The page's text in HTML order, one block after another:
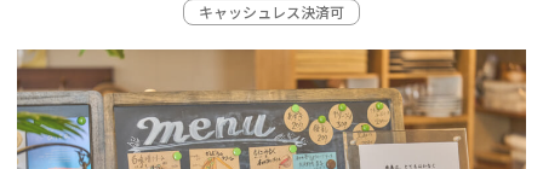
キャッシュレス決済可